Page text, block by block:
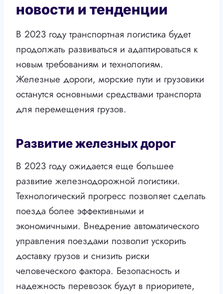
новости и тенденции
В 2023 году транспортная логистика будет
продолжать развиваться и адаптироваться к
новым требованиям и технологиям.
Железные дороги, морские пути и грузовики
останутся основными средствами транспорта
для перемещения грузов.
Развитие железных дорог
В 2023 году ожидается еще большее
развитие железнодорожной логистики.
Технологический прогресс позволяет сделать
поезда более эффективными и
экономичными. Внедрение автоматического
управления поездами позволит ускорить
доставку грузов и снизить риски
человеческого фактора. Безопасность и
надежность перевозок будут в приоритете,